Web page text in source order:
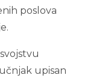
poslova
upisan